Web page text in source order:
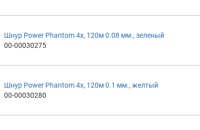
Шнур Power Phantom 4x, 120м 0.08 мм., зеленый
00-00030275
Шнур Power Phantom 4x, 120м 0.1 мм., желтый
00-00030280